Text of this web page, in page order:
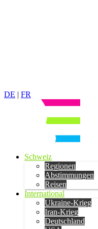
DE | FR
Schweiz
Regionen
Abstimmungen
Reisen
International
Ukraine-Krieg
Iran-Krieg
Deutschland